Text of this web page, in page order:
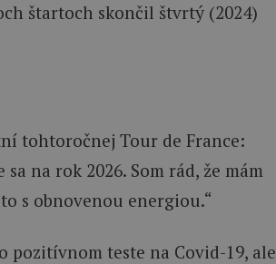
štartoch skončil štvrtý (2024)
tohtoročnej Tour de France:
na rok 2026. Som rád, že mám
s obnovenou energiou.“
pozitívnom teste na Covid-19, ale